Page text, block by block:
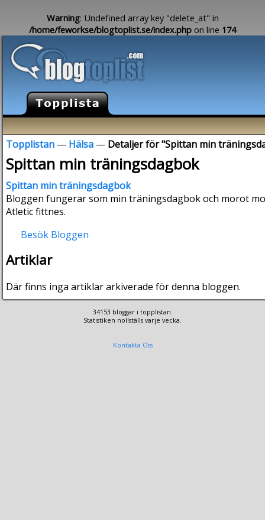
Warning: Undefined array key "delete_at" in
/home/feworkse/blogtoplist.se/index.php on line 174
Topplistan — Hälsa — Detaljer för "Spittan min
Spittan min träningsdagbok
Spittan min träningsdagbok
Bloggen fungerar som min träningsdagbok och morot
Atletic fittnes.
Besök Bloggen
Artiklar
Där finns inga artiklar arkiverade för denna bloggen.
34153 bloggar i topplistan.
Statistiken nollställs varje vecka.
Kontakta Oss